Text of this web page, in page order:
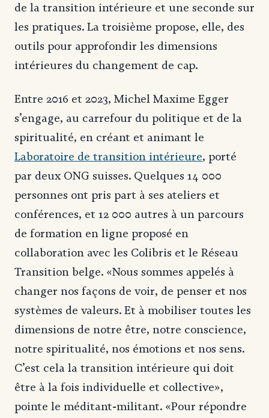
de la transition intérieure et une seconde sur
les pratiques. La troisième propose, elle, des
outils pour approfondir les dimensions
intérieures du changement de cap.
Entre 2016 et 2023, Michel Maxime Egger
s’engage, au carrefour du politique et de la
spiritualité, en créant et animant le
Laboratoire de transition intérieure, porté
par deux ONG suisses. Quelques 14 000
personnes ont pris part à ses ateliers et
conférences, et 12 000 autres à un parcours
de formation en ligne proposé en
collaboration avec les Colibris et le Réseau
Transition belge. «Nous sommes appelés à
changer nos façons de voir, de penser et nos
systèmes de valeurs. Et à mobiliser toutes les
dimensions de notre être, notre conscience,
notre spiritualité, nos émotions et nos sens.
C’est cela la transition intérieure qui doit
être à la fois individuelle et collective»,
pointe le méditant-militant. «Pour répondre